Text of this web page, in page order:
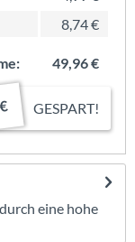
8,74 €
49,96 €
GESPART!
eine hohe